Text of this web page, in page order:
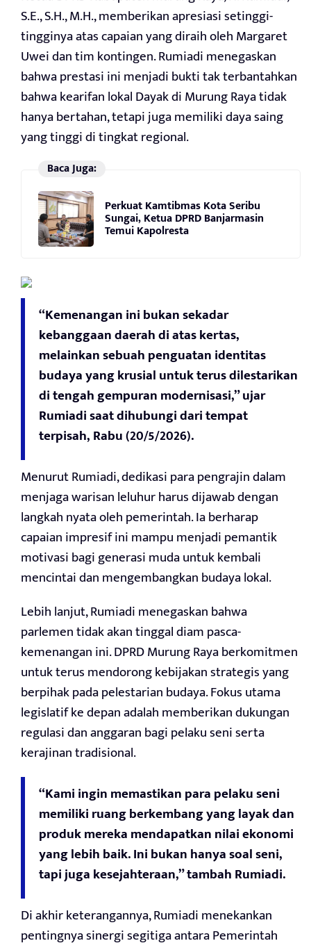
S.E., S.H., M.H., memberikan apresiasi setinggi-
tingginya atas capaian yang diraih oleh Margaret
Uwei dan tim kontingen. Rumiadi menegaskan
bahwa prestasi ini menjadi bukti tak terbantahkan
bahwa kearifan lokal Dayak di Murung Raya tidak
hanya bertahan, tetapi juga memiliki daya saing
yang tinggi di tingkat regional.
Baca Juga:
Perkuat Kamtibmas Kota Seribu
Sungai, Ketua DPRD Banjarmasin
Temui Kapolresta
“Kemenangan ini bukan sekadar
kebanggaan daerah di atas kertas,
melainkan sebuah penguatan identitas
budaya yang krusial untuk terus dilestarikan
di tengah gempuran modernisasi,” ujar
Rumiadi saat dihubungi dari tempat
terpisah, Rabu (20/5/2026).
Menurut Rumiadi, dedikasi para pengrajin dalam
menjaga warisan leluhur harus dijawab dengan
langkah nyata oleh pemerintah. Ia berharap
capaian impresif ini mampu menjadi pemantik
motivasi bagi generasi muda untuk kembali
mencintai dan mengembangkan budaya lokal.
Lebih lanjut, Rumiadi menegaskan bahwa
parlemen tidak akan tinggal diam pasca-
kemenangan ini. DPRD Murung Raya berkomitmen
untuk terus mendorong kebijakan strategis yang
berpihak pada pelestarian budaya. Fokus utama
legislatif ke depan adalah memberikan dukungan
regulasi dan anggaran bagi pelaku seni serta
kerajinan tradisional.
“Kami ingin memastikan para pelaku seni
memiliki ruang berkembang yang layak dan
produk mereka mendapatkan nilai ekonomi
yang lebih baik. Ini bukan hanya soal seni,
tapi juga kesejahteraan,” tambah Rumiadi.
Di akhir keterangannya, Rumiadi menekankan
pentingnya sinergi segitiga antara Pemerintah